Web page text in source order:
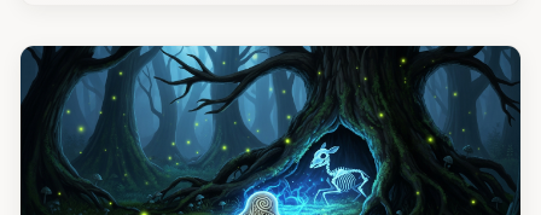
cô ngủ quên ngoài ruộng, tỉnh dậy lại không
nhận ra chính mình, đi hỏi khắp nơi và rồi...
biến mất không dấu vết.